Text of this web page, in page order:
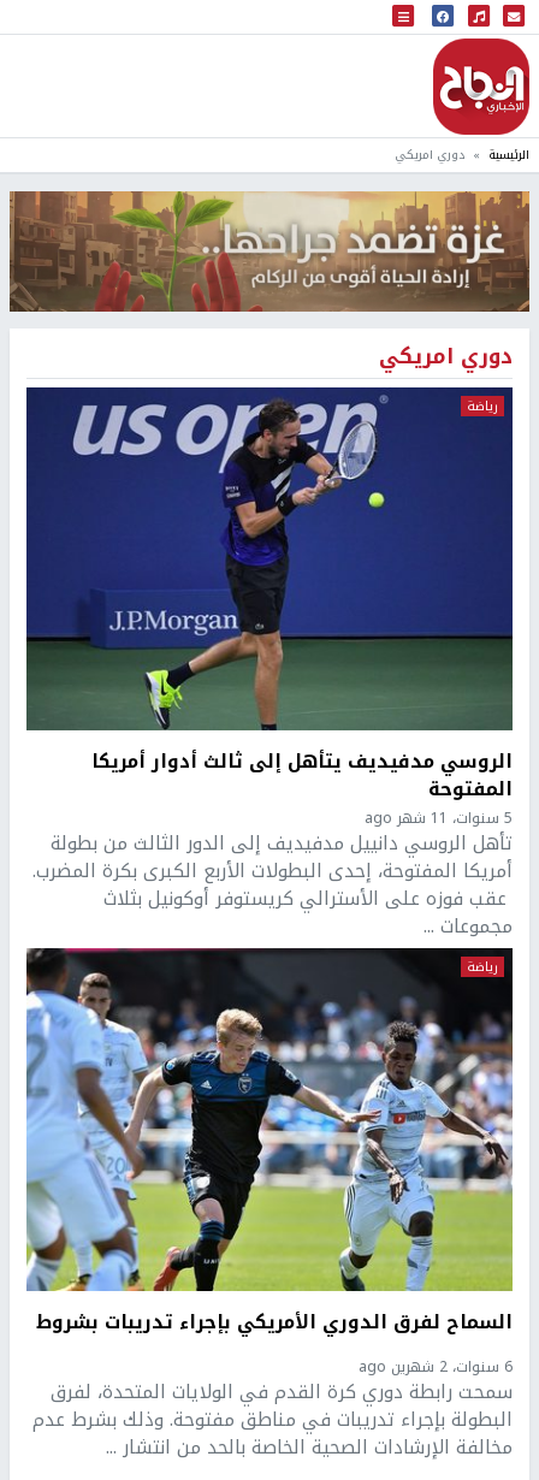
البث المباشر
إذاعة النجاح
الرئيسية دوري امريكي
دوري امريكي
رياضة
الروسي مدفيديف يتأهل إلى ثالث أدوار أمريكا
المفتوحة
5 سنوات، 11 شهر ago
تأهل الروسي دانييل مدفيديف إلى الدور الثالث من بطولة
أمريكا المفتوحة، إحدى البطولات الأربع الكبرى بكرة المضرب.
عقب فوزه على الأسترالي كريستوفر أوكونيل بثلاث
مجموعات ...
رياضة
السماح لفرق الدوري الأمريكي بإجراء تدريبات بشروط
6 سنوات، 2 شهرين ago
سمحت رابطة دوري كرة القدم في الولايات المتحدة، لفرق
البطولة بإجراء تدريبات في مناطق مفتوحة. وذلك بشرط عدم
مخالفة الإرشادات الصحية الخاصة بالحد من انتشار ...